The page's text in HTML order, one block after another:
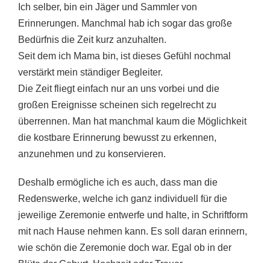
Ich selber, bin ein Jäger und Sammler von
Erinnerungen. Manchmal hab ich sogar das große
Bedürfnis die Zeit kurz anzuhalten.
Seit dem ich Mama bin, ist dieses Gefühl nochmal
verstärkt mein ständiger Begleiter.
Die Zeit fliegt einfach nur an uns vorbei und die
großen Ereignisse scheinen sich regelrecht zu
überrennen. Man hat manchmal kaum die Möglichkeit
die kostbare Erinnerung bewusst zu erkennen,
anzunehmen und zu konservieren.
Deshalb ermögliche ich es auch, dass man die
Redenswerke, welche ich ganz individuell für die
jeweilige Zeremonie entwerfe und halte, in Schriftform
mit nach Hause nehmen kann. Es soll daran erinnern,
wie schön die Zeremonie doch war. Egal ob in der